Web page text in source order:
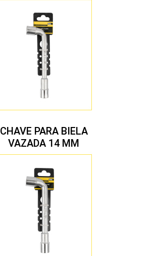
CHAVE PARA BIELA
VAZADA 14 MM